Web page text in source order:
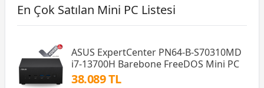
En Çok Satılan Mini PC Listesi
ASUS ExpertCenter PN64-B-S70310MD
i7-13700H Barebone FreeDOS Mini PC
38.089 TL